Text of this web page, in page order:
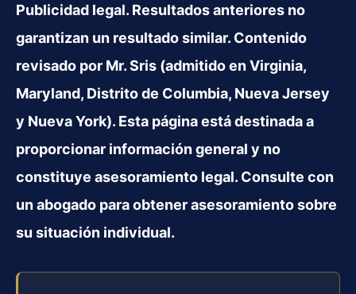
Publicidad legal. Resultados anteriores no
garantizan un resultado similar. Contenido
revisado por Mr. Sris (admitido en Virginia,
Maryland, Distrito de Columbia, Nueva Jersey
y Nueva York). Esta página está destinada a
proporcionar información general y no
constituye asesoramiento legal. Consulte con
un abogado para obtener asesoramiento sobre
su situación individual.